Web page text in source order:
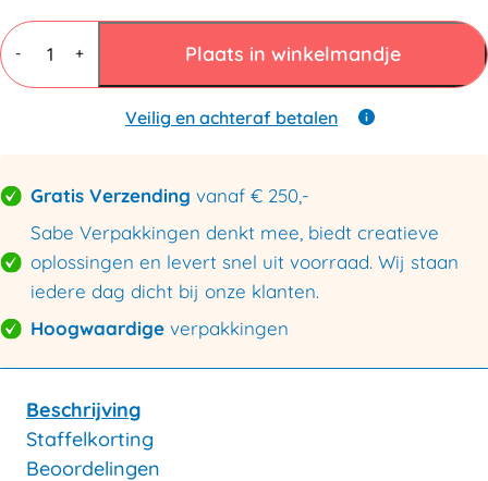
-
Kartonnen
Sleeve
90mmx33cm
aantal
+ Plaats in winkelmandje
Veilig en achteraf betalen
Gratis Verzending vanaf € 250,-
Sabe Verpakkingen denkt mee, biedt creatieve
oplossingen en levert snel uit voorraad. Wij staan
iedere dag dicht bij onze klanten.
Hoogwaardige verpakkingen
Beschrijving
Staffelkorting
Beoordelingen